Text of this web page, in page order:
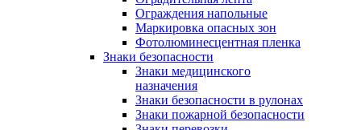
Ограждения напольные
Маркировка опасных зон
Фотолюминесцентная пленка
Знаки безопасности
Знаки медицинского
назначения
Знаки безопасности в рулонах
Знаки пожарной безопасности